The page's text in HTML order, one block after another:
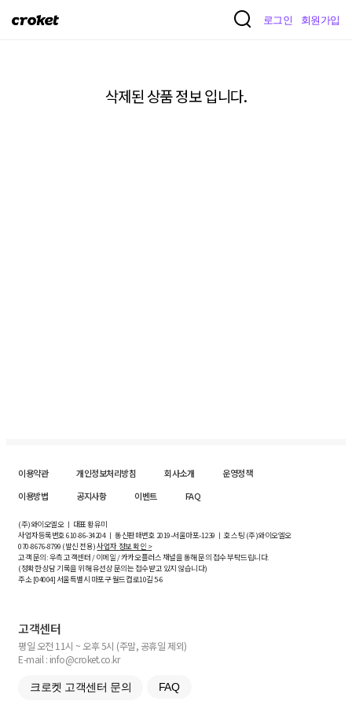
크
로그인 회원가입
삭제된 상품 정보 입니다.
이용약관 개인정보처리방침 회사소개
운영정책
이용방법
공지사항 이벤트 FAQ
(주)와이오엘오 ㅣ 대표 황유미
사업자등록번호610-86-34204ㅣ 통신판매번호 2019-서울마포-1239 ㅣ 호스팅 (주)와이오엘오
070-8676-8799 (발신 전용)사업자 정보 확인 >
고객 문의: 우측 고객센터 / 이메일 / 카카오플러스 채널을 통해 문의 접수 부탁드립니다.
(정확한 상담 기록을 위해 유선상 문의는 접수받고 있지 않습니다)
주소 [04004] 서울특별시 마포구 월드컵로10길5-6
고객센터
평일 오전 11시 ~ 오후 5시 (주말, 공휴일 제외)
E-mail : info@croket.co.kr
크로켓 고객센터 문의 FAQ